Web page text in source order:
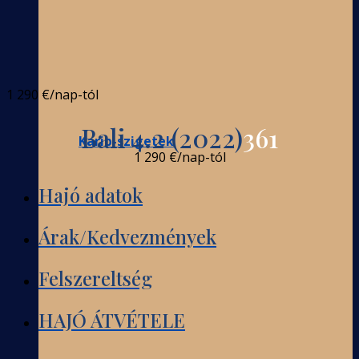
Karib-szigetek
1 290 €/nap-tól
Bali 4.2 (2022)361
1 290 €/nap-tól
Hajó adatok
Árak/Kedvezmények
Felszereltség
HAJÓ ÁTVÉTELE